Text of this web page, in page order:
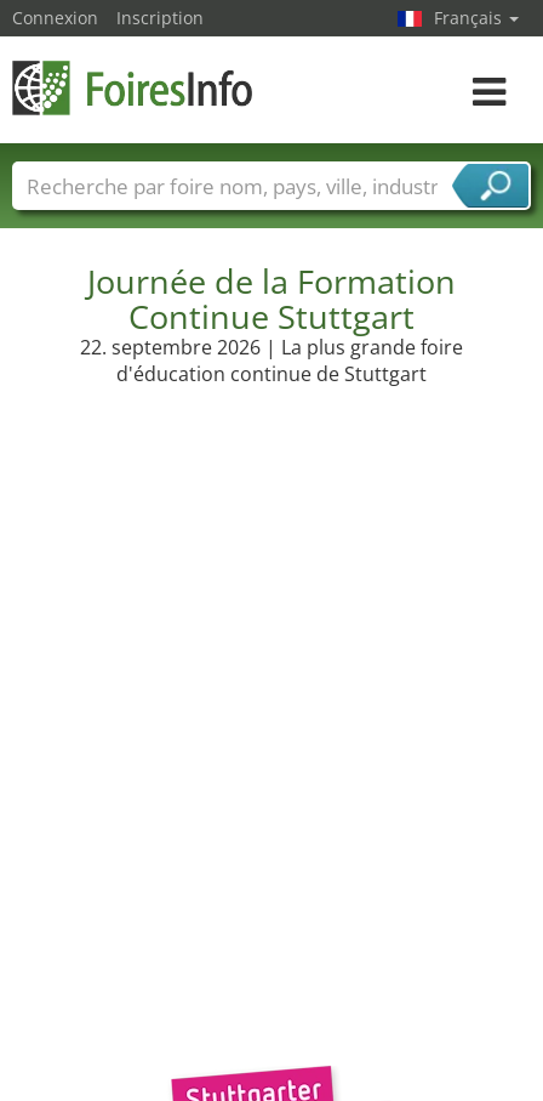
Journée de la Formation
Continue Stuttgart
22. septembre 2026 | La plus grande foire
d'éducation continue de Stuttgart
Connexion Inscription Français
Toggle
Foire noms Pays Villes
Secteurs de foire